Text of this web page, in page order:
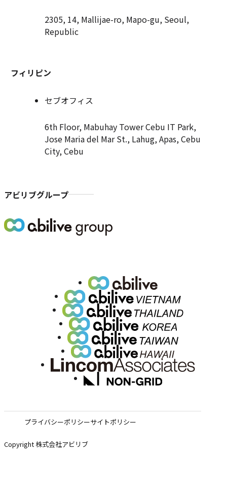
2305, 14, Mallijae-ro, Mapo-gu, Seoul,
Republic
フィリピン
セブオフィス
6th Floor, Mabuhay Tower Cebu IT Park,
Jose Maria del Mar St., Lahug, Apas, Cebu
City, Cebu
アビリブグループ
プライバシーポリシーサイトポリシー
Copyright 株式会社アビリブ